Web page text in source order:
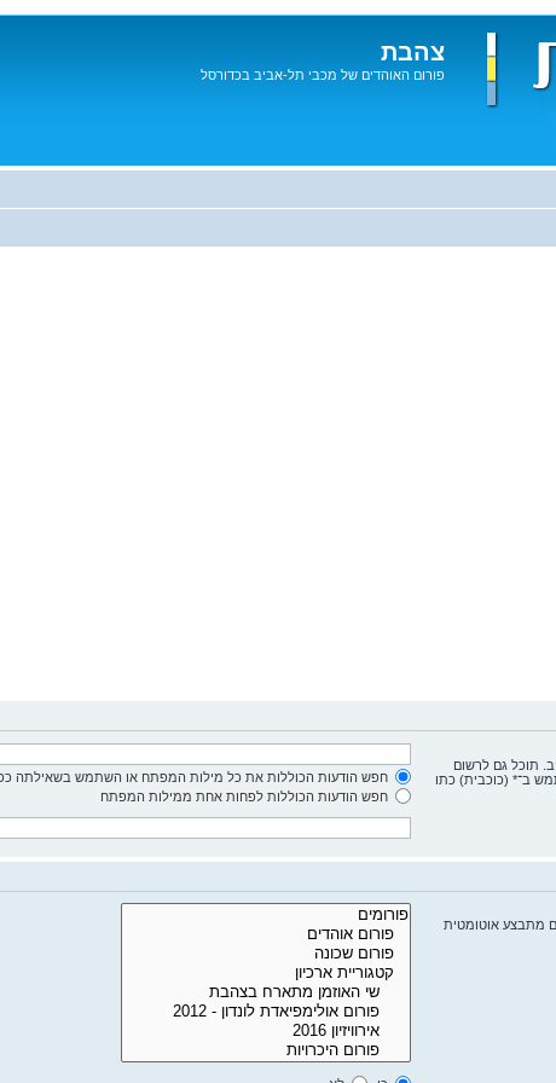
צהבת
פורום האוהדים של מכבי תל-אביב בכדורסל
תוכל גם לרשום
ב־* (כוכבית) כתו
חפש הודעות הכוללות את כל מילות המפתח או השתמש בשאילתה
חפש הודעות הכוללות לפחות אחת ממילות המפתח
מתבצע אוטומטית